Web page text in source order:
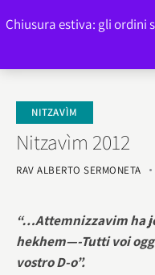
NITZAVÌM
Nitzavìm 2012
RAV ALBERTO SERMONETA
“…Attemnizzavim ha
hekhem—-Tutti voi
vostro D-o”.
Chiusura estiva: gli ordini